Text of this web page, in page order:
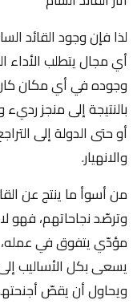
لذا فإن وجود القائد
أي مجال يتطلب الأداء
وجوده في أي مكان
بالنتيجة إلى منجز
أو حتى الدولة إلى
والانهيار.
من أسوأ ما ينتج عن
وترصّد نجاحاتهم،
مؤدّي يتفوق في عمله،
يسعى بكل الأساليب
ويحاول أن يقصّ